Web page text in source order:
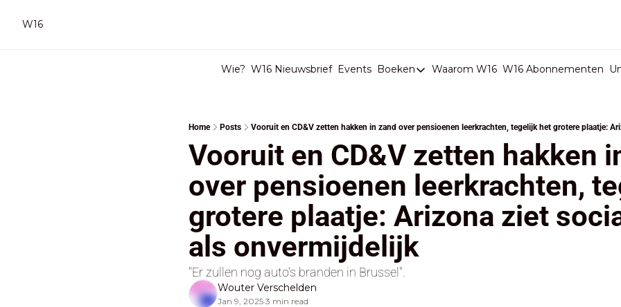
W16
Wie? W16 Nieuwsbrief Events Boeken
Boeken
Boeken
Stop de Persen
Het Merk België
De Doodgravers van België
Waarom W16 W16 Abonnementen
Home Posts
Vooruit en CD&V zetten hakken
over pensioenen leerkrachten,
grotere plaatje: Arizona ziet
als onvermijdelijk
"Er zullen nog auto's branden in Brussel".
Wouter Verschelden
Jan 9, 2025•3 min read